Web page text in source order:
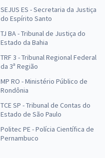
SEJUS ES - Secretaria da Justiça
do Espírito Santo
TJ BA - Tribunal de Justiça do
Estado da Bahia
TRF 3 - Tribunal Regional Federal
da 3ª Região
MP RO - Ministério Público de
Rondônia
TCE SP - Tribunal de Contas do
Estado de São Paulo
Politec PE - Polícia Científica de
Pernambuco